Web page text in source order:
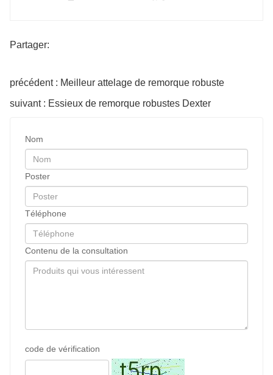
Partager:
précédent : Meilleur attelage de remorque robuste
suivant : Essieux de remorque robustes Dexter
Nom
Poster
Téléphone
Contenu de la consultation
code de vérification